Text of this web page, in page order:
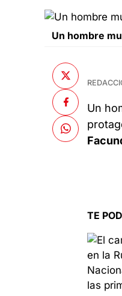
Un hombre
Un
TE